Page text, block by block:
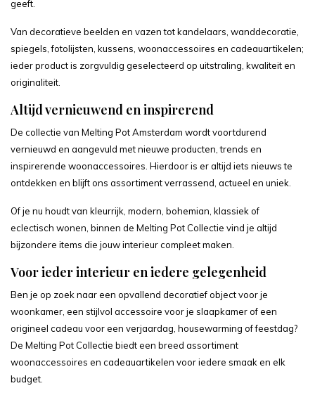
geeft.
Van decoratieve beelden en vazen tot kandelaars, wanddecoratie,
spiegels, fotolijsten, kussens, woonaccessoires en cadeauartikelen;
ieder product is zorgvuldig geselecteerd op uitstraling, kwaliteit en
originaliteit.
Altijd vernieuwend en inspirerend
De collectie van Melting Pot Amsterdam wordt voortdurend
vernieuwd en aangevuld met nieuwe producten, trends en
inspirerende woonaccessoires. Hierdoor is er altijd iets nieuws te
ontdekken en blijft ons assortiment verrassend, actueel en uniek.
Of je nu houdt van kleurrijk, modern, bohemian, klassiek of
eclectisch wonen, binnen de Melting Pot Collectie vind je altijd
bijzondere items die jouw interieur compleet maken.
Voor ieder interieur en iedere gelegenheid
Ben je op zoek naar een opvallend decoratief object voor je
woonkamer, een stijlvol accessoire voor je slaapkamer of een
origineel cadeau voor een verjaardag, housewarming of feestdag?
De Melting Pot Collectie biedt een breed assortiment
woonaccessoires en cadeauartikelen voor iedere smaak en elk
budget.